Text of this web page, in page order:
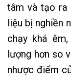
tâm và tạo ra
liệu bị nghiền
chạy khá
lượng hơn so
nhược điểm